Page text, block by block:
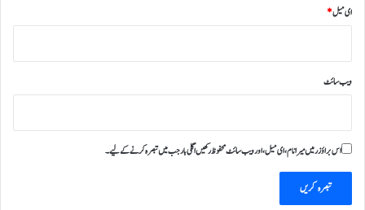
ای میل*
ویب‌ سائٹ
اس براؤزر میں میرا نام، ای میل، اور ویب سائٹ محفوظ رکھیں اگلی بار جب میں تبصرہ کرنے کےلیے۔